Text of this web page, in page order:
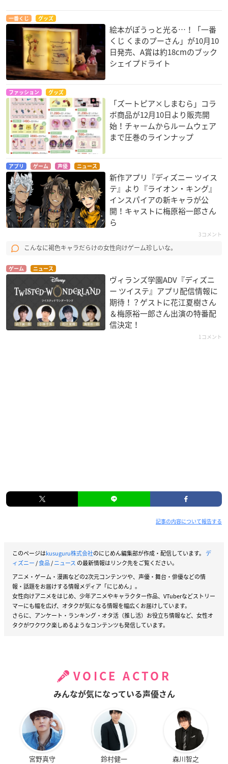
一番くじ グッズ
絵本がぽうっと光る…！「一番
くじ くまのプーさん」が10月10
日発売、A賞は約18cmのブック
シェイプドライト
ファッション グッズ
「ズートピア×しまむら」コラ
ボ商品が12月10日より販売開
始！チャームからルームウェア
まで圧巻のラインナップ
アプリ ゲーム 声優 ニュース
新作アプリ『ディズニー ツイス
テ』より『ライオン・キング』
インスパイアの新キャラが公
開！キャストに梅原裕一郎さん
ら
3コメント
こんなに褐色キャラだらけの女性向けゲーム珍しいな。
ゲーム ニュース
ヴィランズ学園ADV『ディズニ
ー ツイステ』アプリ配信情報に
期待！？ゲストに花江夏樹さん
＆梅原裕一郎さん出演の特番配
信決定！
1コメント
記事の内容について報告する
このページはkusuguru株式会社のにじめん編集部が作成・配信しています。 デ
ィズニー/食品/ニュース の最新情報はリンク先をご覧ください。
アニメ・ゲーム・漫画などの2次元コンテンツや、声優・舞台・俳優などの情
報・話題をお届けする情報メディア「にじめん」。
女性向けアニメをはじめ、少年アニメやキャラクター作品、VTuberなどストリー
マーにも幅を広げ、オタクが気になる情報を幅広くお届けしています。
さらに、アンケート・ランキング・オタ活（推し活）お役立ち情報など、女性オ
タクがワクワク楽しめるようなコンテンツも発信しています。
VOICE ACTOR
みんなが気になっている声優さん
宮野真守 鈴村健一 森川智之